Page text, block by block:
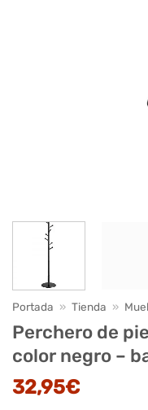
Portada » Tienda »
Perchero de
color negro –
32,95€